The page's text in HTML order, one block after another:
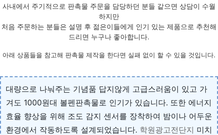
사내에서 주기적으로 판촉물 주문을 담당하던 분들 같으면 상담이 수월
하지만
처음 주문하는 분들은 설명 후 젊은이들에게 인기 있는 제품으로 추천해
드리면 누구나 좋아합니다.
아래 상품들을 참고해 판촉물 제작을 한다면 실패 없이 할 수 있을 것입니다.
대량으로 나눠주는 기념품 답지않게 고급스러움이 있고 가
겨도 1000원대 볼펜판촉물로 인기가 있습니다. 또한 에너지
효율 향상을 위해 조도 감지 센서를 장착하여 밤이나 어두운
환경에서 작동하도록 설계되었습니다. 학원광고전단지 미치